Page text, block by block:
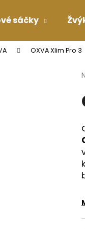
sáčky
OXVA Xlim Pro 3
z
5